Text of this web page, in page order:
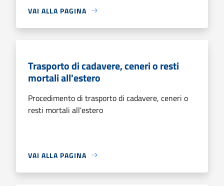
VAI ALLA PAGINA
Trasporto di cadavere, ceneri o resti
mortali all'estero
Procedimento di trasporto di cadavere, ceneri o
resti mortali all'estero
VAI ALLA PAGINA